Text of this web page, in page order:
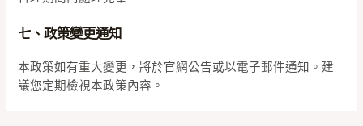
七、政策變更通知
本政策如有重大變更，將於官網公告或以電子郵件通知。建
議您定期檢視本政策內容。